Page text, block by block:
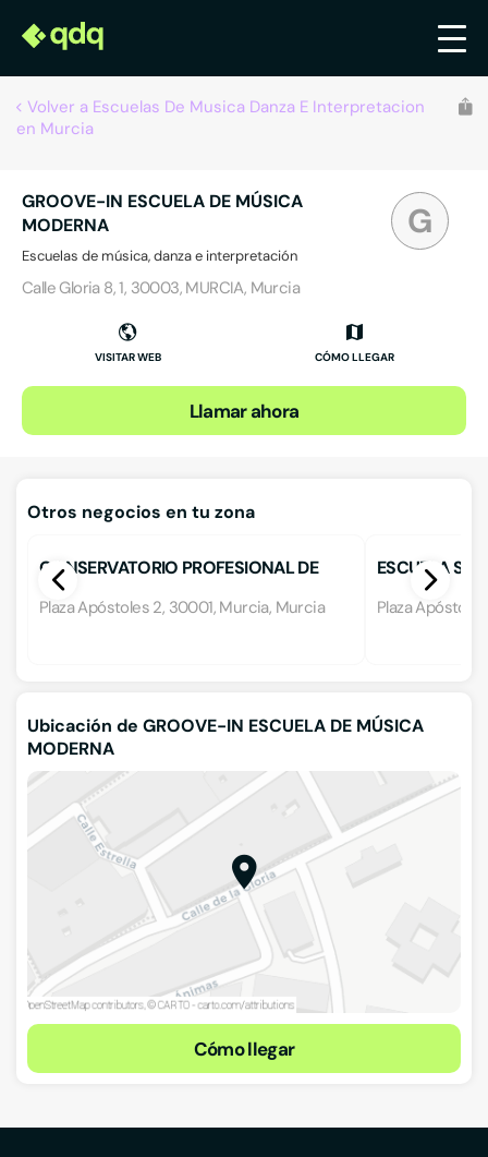
Volver a Escuelas De Musica Danza E Interpretacion
en Murcia
G
GROOVE-IN ESCUELA DE MÚSICA
MODERNA
Escuelas de música, danza e interpretación
Calle Gloria 8, 1, 30003, MURCIA, Murcia
VISITAR WEB CÓMO LLEGAR
Llamar ahora
Otros negocios en tu zona
CONSERVATORIO PROFESIONAL DE
DANZA
Plaza Apóstoles 2, 30001, Murcia, Murcia
ESCUELA
DRAMATICO
Plaza
Ubicación de GROOVE-IN ESCUELA DE MÚSICA
MODERNA
Cómo llegar